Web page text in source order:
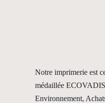
Notre imprimerie est
médaillée
Environnement,